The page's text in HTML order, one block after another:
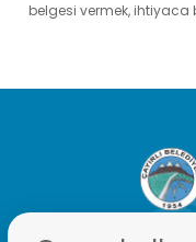
belgesi vermek, ihtiyaca